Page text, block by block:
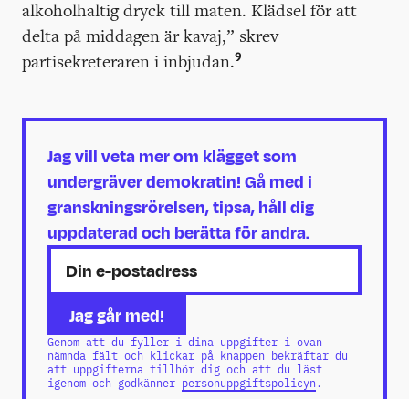
alkoholhaltig dryck till maten. Klädsel för att
delta på middagen är kavaj,” skrev
partisekreteraren i inbjudan.9
Jag vill veta mer om klägget som
undergräver demokratin! Gå med i
granskningsrörelsen, tipsa, håll dig
uppdaterad och berätta för andra.
Genom att du fyller i dina uppgifter i ovan
nämnda fält och klickar på knappen bekräftar du
att uppgifterna tillhör dig och att du läst
igenom och godkänner personuppgiftspolicyn.